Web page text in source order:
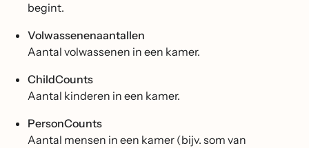
begint.
Volwassenenaantallen
Aantal volwassenen in een kamer.
ChildCounts
Aantal kinderen in een kamer.
PersonCounts
Aantal mensen in een kamer (bijv. som van